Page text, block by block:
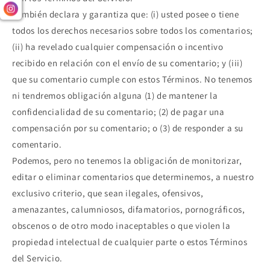
También declara y garantiza que: (i) usted posee o tiene
todos los derechos necesarios sobre todos los comentarios;
(ii) ha revelado cualquier compensación o incentivo
recibido en relación con el envío de su comentario; y (iii)
que su comentario cumple con estos Términos. No tenemos
ni tendremos obligación alguna (1) de mantener la
confidencialidad de su comentario; (2) de pagar una
compensación por su comentario; o (3) de responder a su
comentario.
Podemos, pero no tenemos la obligación de monitorizar,
editar o eliminar comentarios que determinemos, a nuestro
exclusivo criterio, que sean ilegales, ofensivos,
amenazantes, calumniosos, difamatorios, pornográficos,
obscenos o de otro modo inaceptables o que violen la
propiedad intelectual de cualquier parte o estos Términos
del Servicio.